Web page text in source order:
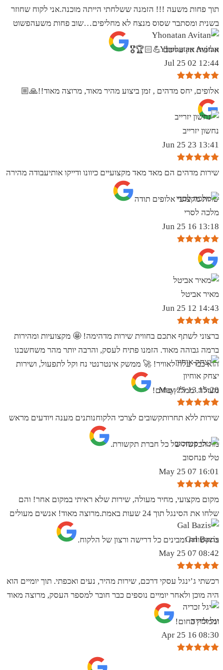
תוך פחות משעה !!! הזמנה ששלחתי הייתה מוכנה.אני לקוח שחוזר
בשנית ומסתבר שסוס מנצח לא מחליפים…שוב פחות משעהפשוט
אליפות אין עליכם 💪🏻🏆🎖
Yhonatan Avitan
12:44 02 Jul 25
אלופים, יחס מדהים , זמן ביצוע מהיר מאוד, מרוצה מאוד!!🙏🏼
נחשון יזרייב
13:41 23 Jun 25
שירות מדהים הם מאד מאד מקצועיים כיוונו ודייקו אותיעבודה מהירה
שרות מקצועי אלופים תודה
מלכה לסרי
13:18 16 Jun 25
מאיר אביטל
14:43 12 Jun 25
ברצוני לשתף אתכם בחווית שירות מדהימה! 🤩 מקצועיות ומהירות
ברמה גבוהה מאוד. הזמנו פתיח לעסק, והרבה יותר מהר משחשבנו
הוא כבר עלה לאוויר! 🚀 ממשק אינטרנטי נח וקל לתפעול, ושירות
מעולה. ממליץ בחום!
יצחק אוחיון
15:20 13 May 25
שירות ללא תחרותקשובים לצרכי הלקוחנותנים מענה ויודעים מראש
מה הבקשה של כל חברת תקשורת.
טלי פנחסוב
16:01 07 May 25
מקום מקצועי, מחיר מעולה, שירות שלא ראיתי במקום אחר! והם
שלחו את הסינגל תוך 24 שעות באמת.מרוצה מאוד! אנשים מעולים
בתקשורת ומבינים כל דרישה ורצון של הלקוח.
Gal Bazis
08:42 07 May 25
רכשתי ג’ינגל עסקי דרכם, שירות מהיר, נעים ואכפתי. תוך יומיים הוא
היה מוכן ולאחר יומיים נוספים כבר חובר למספר העסק, מרוצה מאוד
וממליץ בחום!
יגל זכריה
08:30 16 Apr 25